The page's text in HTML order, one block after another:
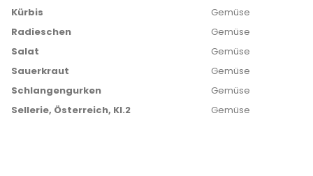
Kürbis
Gemüse
Radieschen
Gemüse
Salat
Gemüse
Sauerkraut
Gemüse
Schlangengurken
Gemüse
Sellerie, Österreich, Kl.2
Gemüse